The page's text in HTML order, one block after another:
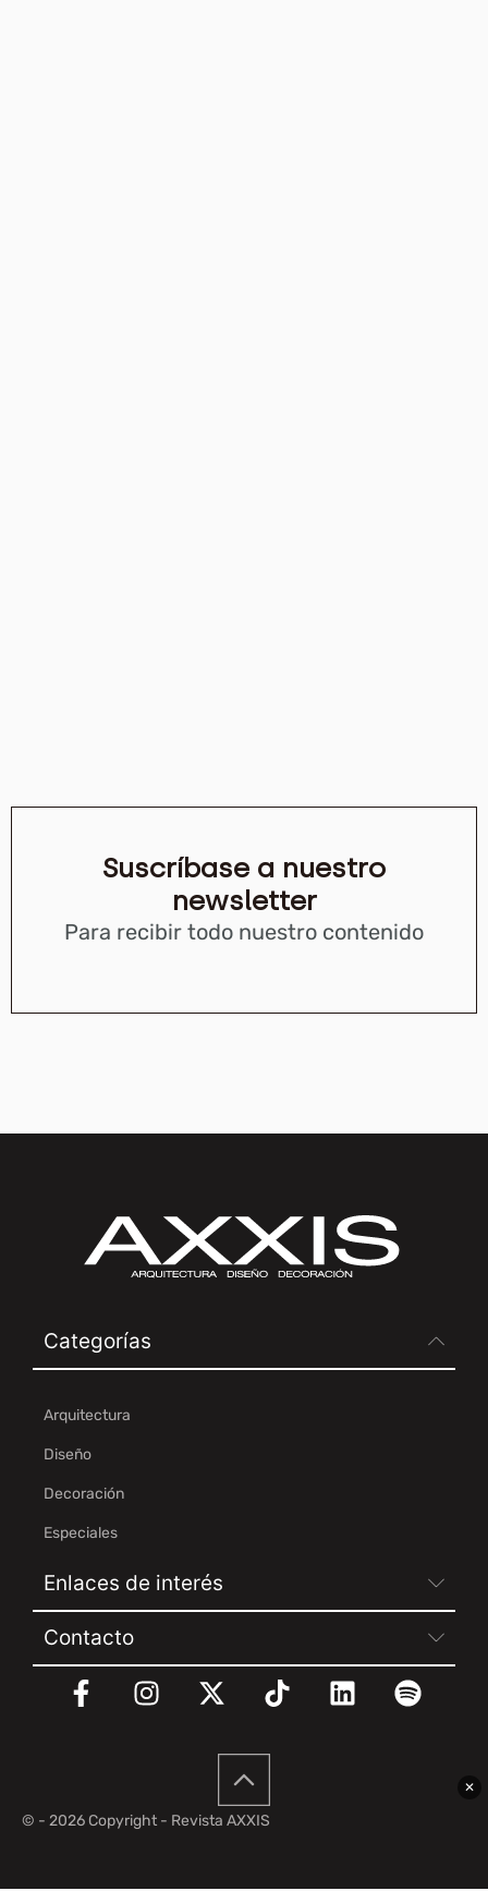
Suscríbase a nuestro
newsletter
Para recibir todo nuestro contenido
✕
Categorías
Arquitectura
Diseño
Decoración
Especiales
Enlaces de interés
Contacto
© - 2026 Copyright - Revista AXXIS